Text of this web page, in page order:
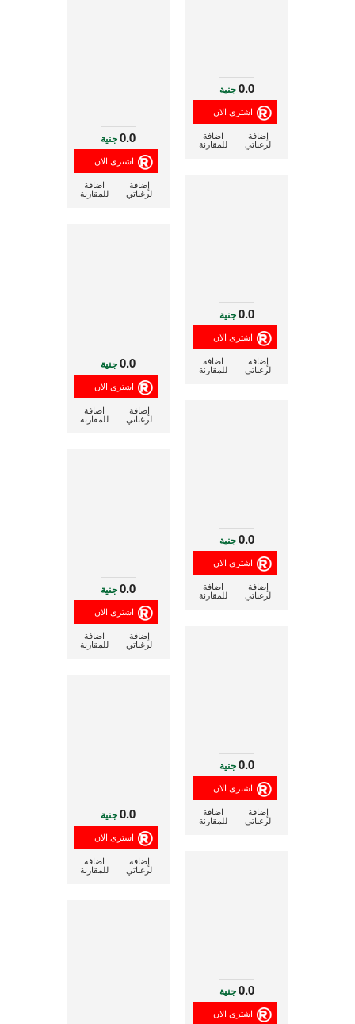
0.0جنية
إضافة
لرغباتي
اضافة
للمقارنة
0.0جنية
إضافة
لرغباتي
اضافة
للمقارنة
0.0جنية
إضافة
لرغباتي
اضافة
للمقارنة
0.0جنية
إضافة
لرغباتي
اضافة
للمقارنة
0.0جنية
إضافة
لرغباتي
اضافة
للمقارنة
0.0جنية
إضافة
لرغباتي
اضافة
للمقارنة
0.0جنية
إضافة
لرغباتي
اضافة
للمقارنة
0.0جنية
إضافة
لرغباتي
اضافة
للمقارنة
0.0جنية